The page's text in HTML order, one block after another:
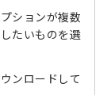
ションが複数
たいものを選
ンロードして